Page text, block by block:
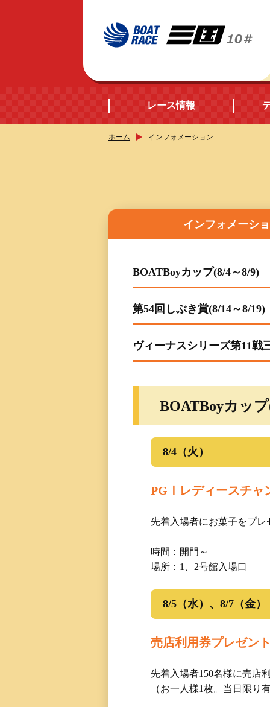
レース情報
出場予定選手データ
レース一覧
出走表・前日予想
モーター抽選結果・
前検タイムランキン
得点率ランキング
進入コース別選手成
決まり手
三国専属記者の
直前予想
ホーム インフォメーション
インフォメーシ
BOATBoyカップ(8/4～8/9)
第54回しぶき賞(8/14～8/19)
ヴィーナスシリーズ第11戦
BOATBoyカッ
8/4（火）
PGⅠレディースチャ
先着入場者にお菓子をプ
時間：開門～
場所：1、2号館入場口
8/5（水）、8/7（金）
売店利用券プレゼン
先着入場者150名様に売店
（お一人様1枚。当日限り